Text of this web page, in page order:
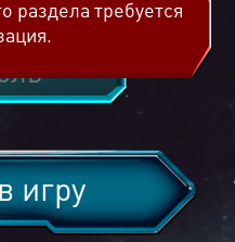
игру
раздела требуется